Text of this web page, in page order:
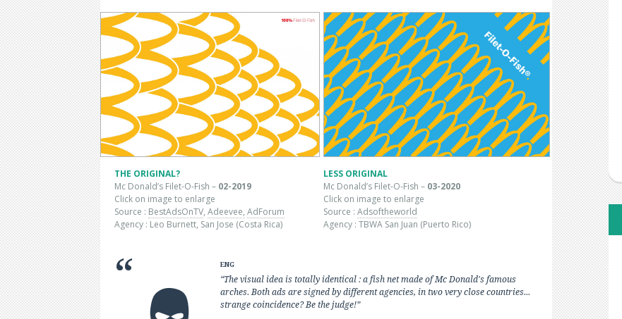
THE ORIGINAL?
Mc Donald’s Filet-O-Fish – 02-2019
Click on image to enlarge
Source : BestAdsOnTV, Adeevee, AdForum
Agency : Leo Burnett, San Jose (Costa Rica)
LESS ORIGINAL
Mc Donald’s Filet-O-Fish – 03-2020
Click on image to enlarge
Source : Adsoftheworld
Agency : TBWA San Juan (Puerto Rico)
ENG
“The visual idea is totally identical : a fish net made of Mc Donald's famous
arches. Both ads are signed by different agencies, in two very close countries...
strange coincidence? Be the judge!”